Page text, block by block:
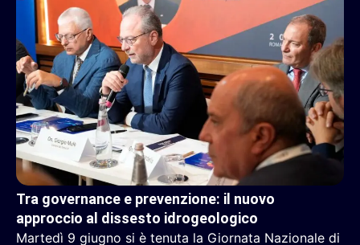
Tra governance e prevenzione: il nuovo
approccio al dissesto idrogeologico
Martedì 9 giugno si è tenuta la Giornata Nazionale di